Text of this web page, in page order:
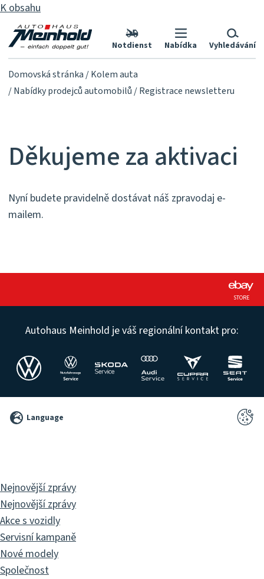
K obsahu
Notdienst Nabídka Vyhledávání
Domovská stránka
Kolem auta
Nabídky prodejců automobilů
Registrace newsletteru
Děkujeme za aktivaci
Nyní budete pravidelně dostávat náš zpravodaj e-
mailem.
STORE
Autohaus Meinhold je váš regionální kontakt pro:
2026 Language
Nejnovější zprávy
Nejnovější zprávy
Akce s vozidly
Servisní kampaně
Nové modely
Společnost